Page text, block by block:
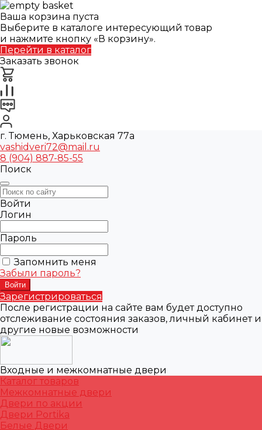
Ваша корзина пуста
Выберите в каталоге интересующий товар
и нажмите кнопку «В корзину».
Перейти в каталог
Заказать звонок
г. Тюмень, Харьковская 77а
vashidveri72@mail.ru
8 (904) 887-85-55
Поиск
Войти
Логин
Пароль
Запомнить меня
Забыли пароль?
Зарегистрироваться
После регистрации на сайте вам будет доступно
отслеживание состояния заказов, личный кабинет и
другие новые возможности
Входные и межкомнатные двери
Каталог товаров
Межкомнатные двери
Двери по акции
Двери Portika
Белые Двери